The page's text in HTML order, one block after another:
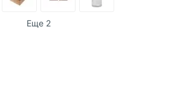
Еще 2